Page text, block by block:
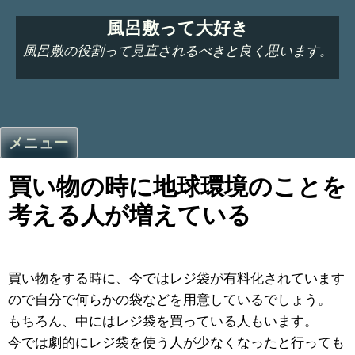
ス
キ
ッ
プ
風呂敷って大好き
風呂敷の役割って見直されるべきと良く思います。
メニュー
買い物の時に地球環境のことを
考える人が増えている
買い物をする時に、今ではレジ袋が有料化されています
ので自分で何らかの袋などを用意しているでしょう。
もちろん、中にはレジ袋を買っている人もいます。
今では劇的にレジ袋を使う人が少なくなったと行っても